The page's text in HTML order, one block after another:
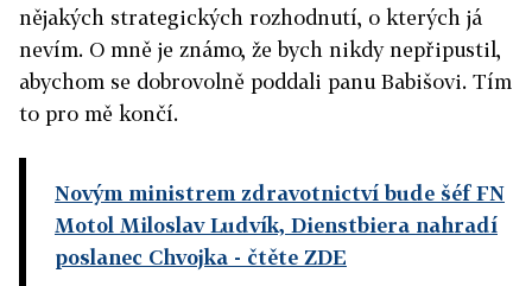
nějakých strategických rozhodnutí, o kterých já
nevím. O mně je známo, že bych nikdy nepřipustil,
abychom se dobrovolně poddali panu Babišovi. Tím
to pro mě končí.
Novým ministrem zdravotnictví bude šéf FN
Motol Miloslav Ludvík, Dienstbiera nahradí
poslanec Chvojka - čtěte ZDE